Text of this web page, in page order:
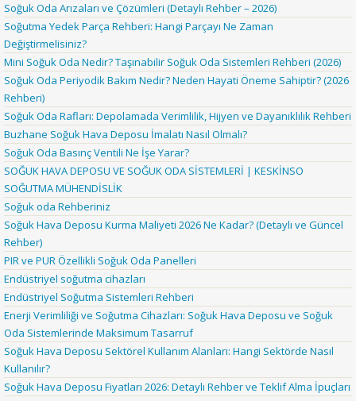
Soğuk Oda Arızaları ve Çözümleri (Detaylı Rehber – 2026)
Soğutma Yedek Parça Rehberi: Hangi Parçayı Ne Zaman
Değiştirmelisiniz?
Mini Soğuk Oda Nedir? Taşınabilir Soğuk Oda Sistemleri Rehberi (2026)
Soğuk Oda Periyodik Bakım Nedir? Neden Hayati Öneme Sahiptir? (2026
Rehberi)
Soğuk Oda Rafları: Depolamada Verimlilik, Hijyen ve Dayanıklılık Rehberi
Buzhane Soğuk Hava Deposu İmalatı Nasıl Olmalı?
Soğuk Oda Basınç Ventili Ne İşe Yarar?
SOĞUK HAVA DEPOSU VE SOĞUK ODA SİSTEMLERİ | KESKİNSO
SOĞUTMA MÜHENDİSLİK
Soğuk oda Rehberiniz
Soğuk Hava Deposu Kurma Maliyeti 2026 Ne Kadar? (Detaylı ve Güncel
Rehber)
PIR ve PUR Özellikli Soğuk Oda Panelleri
Endüstriyel soğutma cihazları
Endüstriyel Soğutma Sistemleri Rehberi
Enerji Verimliliği ve Soğutma Cihazları: Soğuk Hava Deposu ve Soğuk
Oda Sistemlerinde Maksimum Tasarruf
Soğuk Hava Deposu Sektörel Kullanım Alanları: Hangi Sektörde Nasıl
Kullanılır?
Soğuk Hava Deposu Fiyatları 2026: Detaylı Rehber ve Teklif Alma İpuçları